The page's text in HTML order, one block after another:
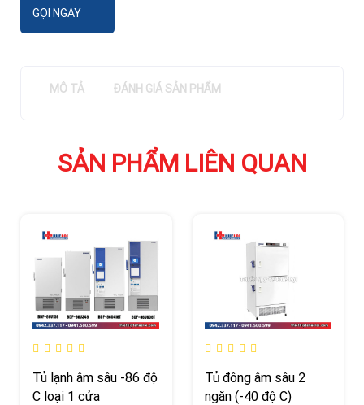
GỌI NGAY
MÔ TẢ ĐÁNH GIÁ SẢN PHẨM
SẢN PHẨM LIÊN QUAN
Tủ lạnh âm sâu -86 độ
C loại 1 cửa
Tủ đông âm sâu 2
ngăn (-40 độ C)